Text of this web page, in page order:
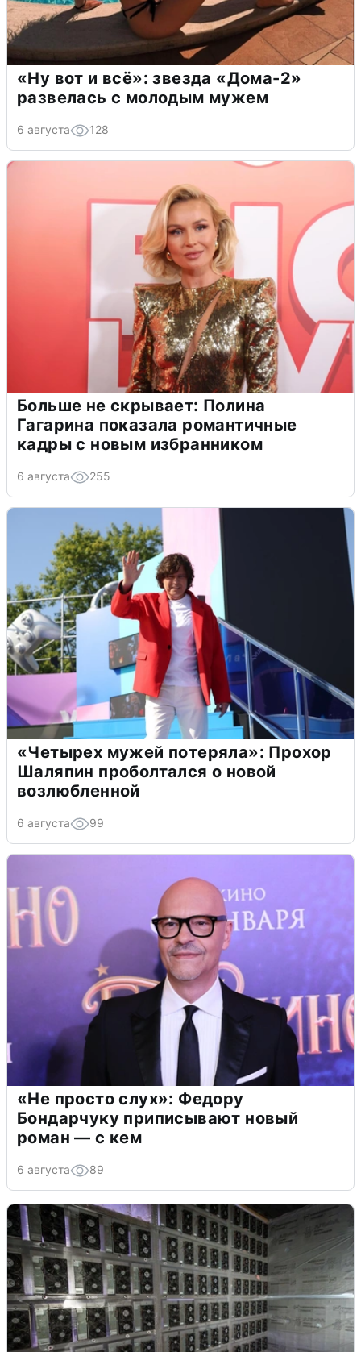
«Ну вот и всё»: звезда «Дома-2»
развелась с молодым мужем
6 августа 128
Больше не скрывает: Полина
Гагарина показала романтичные
кадры с новым избранником
6 августа 255
«Четырех мужей потеряла»: Прохор
Шаляпин проболтался о новой
возлюбленной
6 августа 99
«Не просто слух»: Федору
Бондарчуку приписывают новый
роман — с кем
6 августа 89